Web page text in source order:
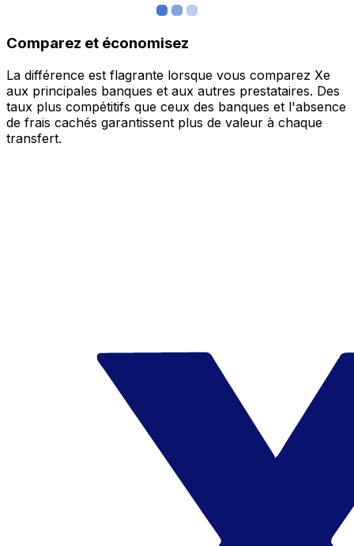
Comparez et économisez
La différence est flagrante lorsque vous comparez Xe
aux principales banques et aux autres prestataires. Des
taux plus compétitifs que ceux des banques et l'absence
de frais cachés garantissent plus de valeur à chaque
transfert.